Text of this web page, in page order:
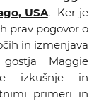
USA. Ker je
prav pogovor o
in izmenjava
Maggie
izkušnje in
primeri in